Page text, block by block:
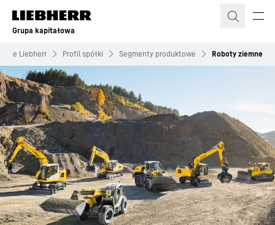
Grupa kapitałowa
Liebherr Profil spółki Segmenty produktowe Roboty ziemne